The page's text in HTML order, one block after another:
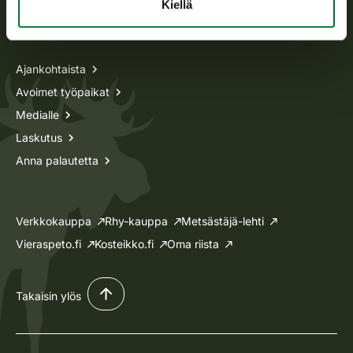
Kiellä
Tietoa meistä
Ajankohtaista
Avoimet työpaikat
Medialle
Laskutus
Anna palautetta
Verkkokauppa Rhy-kauppa
Metsästäjä-lehti
Vieraspeto.fi
Kosteikko.fi Oma riista
Takaisin ylös